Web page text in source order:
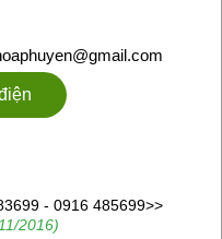
- 0916 485699>>
2016)